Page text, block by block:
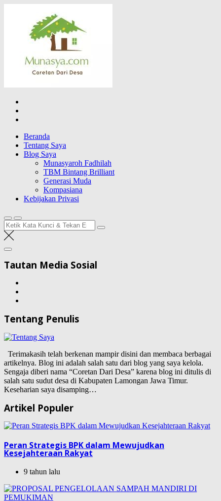
Blog Wong Ndeso yang ingin berbagi berbagai hal di sekitarnya
Beranda
Tentang Saya
Blog Saya
Munasyaroh Fadhilah
TBM Bintang Brilliant
Generasi Muda
Kompasiana
Kebijakan Privasi
Pencarian
untuk:
Tautan Media Sosial
Tentang Penulis
Terimakasih telah berkenan mampir disini dan membaca berbagai
artikelnya. Blog ini adalah salah satu dari blog yang saya kelola.
Sengaja diberi nama “Coretan Dari Desa” karena blog ini ditulis di
salah satu sudut desa di Kabupaten Lamongan Jawa Timur.
Keseharian saya disamping…
Artikel Populer
Peran Strategis BPK dalam Mewujudkan
Kesejahteraan Rakyat
9 tahun lalu